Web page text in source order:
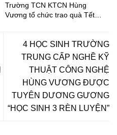
Trường TCN KTCN Hùng
Vương tổ chức trao quà Tết
4 HỌC SINH TRƯỜNG
TRUNG CẤP NGHỀ KỸ
THUẬT CÔNG NGHỆ
HÙNG VƯƠNG ĐƯỢC
TUYÊN DƯƠNG GƯƠNG
“HỌC SINH 3 RÈN LUYỆN”